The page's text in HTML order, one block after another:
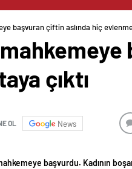
başvuran çiftin aslında hiç
çıktı
OL News
başvurdu. Kadının